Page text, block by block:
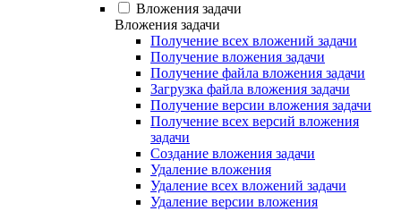
Вложения задачи
Вложения задачи
Получение всех вложений задачи
Получение вложения задачи
Получение файла вложения задачи
Загрузка файла вложения задачи
Получение версии вложения задачи
Получение всех версий вложения
задачи
Создание вложения задачи
Удаление вложения
Удаление всех вложений задачи
Удаление версии вложения